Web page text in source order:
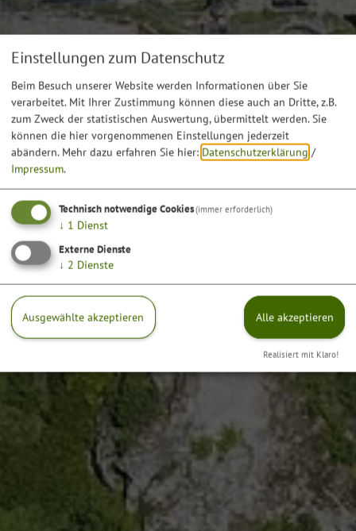
Einstellungen zum Datenschutz
Beim Besuch unserer Website werden Informationen über Sie
verarbeitet. Mit Ihrer Zustimmung können diese auch an Dritte, z.B.
zum Zweck der statistischen Auswertung, übermittelt werden. Sie
können die hier vorgenommenen Einstellungen jederzeit
abändern. Mehr dazu erfahren Sie hier: Datenschutzerklärung /
Impressum.
Technisch notwendige Cookies(immer erforderlich)
↓ 1 Dienst
Externe Dienste
↓ 2 Dienste
Ausgewählte akzeptieren Alle akzeptieren
Realisiert mit Klaro!